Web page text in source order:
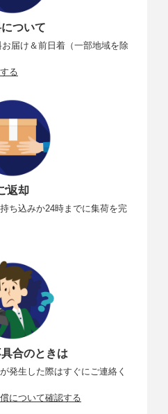
ついて
届け＆前日着（一部地域を除
る
返却
ち込みか24時までに集荷を完
合のときは
発生した際はすぐにご連絡く
について確認する